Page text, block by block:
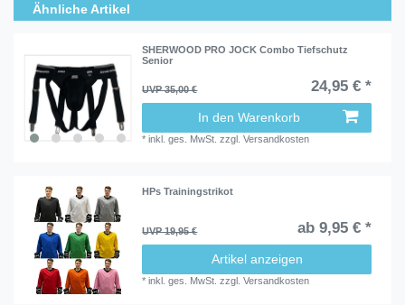
Ähnliche Artikel
SHERWOOD PRO JOCK Combo Tiefschutz
Senior
UVP 35,00 € 24,95 € *
In den Warenkorb
*inkl. ges. MwSt. zzgl.Versandkosten
HPs Trainingstrikot
UVP 19,95 € ab 9,95 € *
Artikel anzeigen
*inkl. ges. MwSt. zzgl.Versandkosten